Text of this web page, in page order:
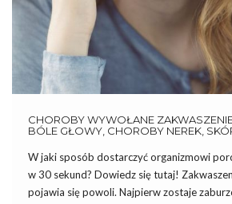
CHOROBY WYWOŁANE
BÓLE GŁOWY, CHOROBY NEREK,
W jaki sposób dostarczyć organizmowi
w 30 sekund? Dowiedz się tutaj!
pojawia się powoli. Najpierw zostaje